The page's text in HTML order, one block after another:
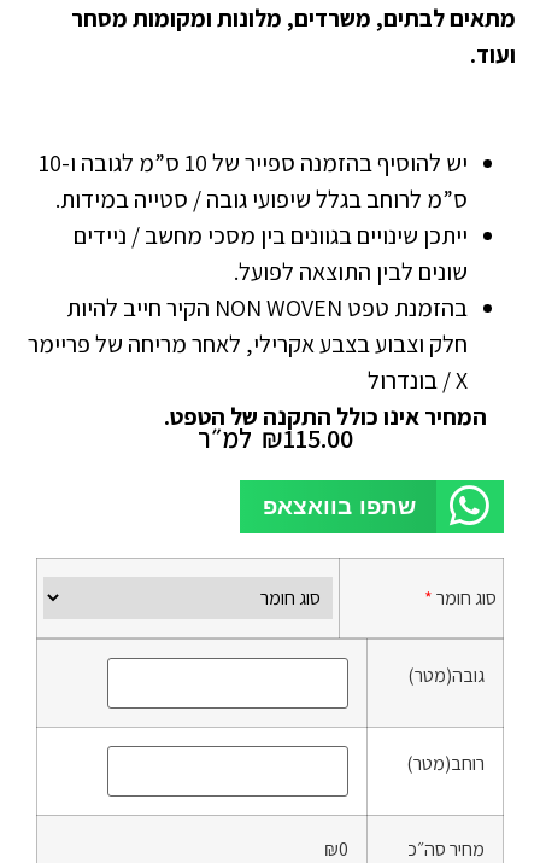
מתאים לבתים, משרדים, מלונות ומקומות מסחר
ועוד.
יש להוסיף בהזמנה ספייר של 10 ס”מ לגובה ו-10
ס”מ לרוחב בגלל שיפועי גובה / סטייה במידות.
ייתכן שינויים בגוונים בין מסכי מחשב / ניידים
שונים לבין התוצאה לפועל.
בהזמנת טפט NON WOVEN הקיר חייב להיות
חלק וצבוע בצבע אקרילי, לאחר מריחה של פריימר
X / בונדרול
המחיר אינו כולל התקנה של הטפט.
₪115.00 למ״ר
שתפו בוואצאפ
סוג חומר*
גובה(מטר)
רוחב(מטר)
מחיר סה״כ ₪0